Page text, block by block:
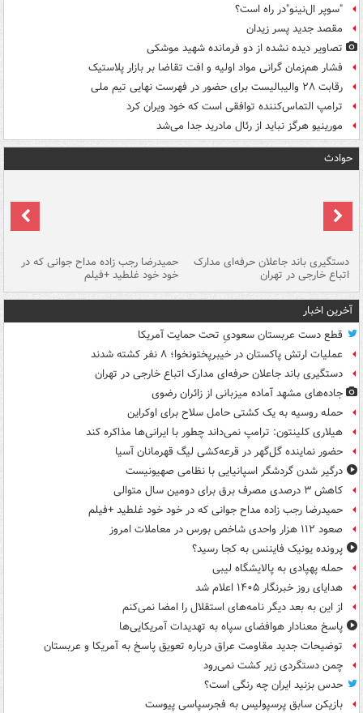
"سوپر ال‌نینو"در راه است؟
مقصد جدید پسر زیدان
تصاویر دیده‌ نشده از دو فرمانده شهید موشکی
فشار هم‌زمان گرانی مواد اولیه و افت تقاضا بر بازار پلاستیک
رقابت ۲۸ والیبالیست برای حضور در فهرست نهایی تیم ملی
ترامپ التماس‌کننده توافقی است که خود ویران کرد
مورینیو هرگز نباید از رئال مادرید جدا می‌شد
حوادث
دستگیری باند جاعلان حرفه‌ای مدارک
اتباع خارجی در تهران
حمیدرضا رجب زاده مداح جوانی که در
خود خود غلطید +فیلم
آخرین اخبار
قطع دست عربستان سعودیِ تحت حمایت آمریکا
عملیات ارتش پاکستان در خیبرپختونخوا؛ ۸ نفر کشته شدند
دستگیری باند جاعلان حرفه‌ای مدارک اتباع خارجی در تهران
جاده‌های مشهد آماده میزبانی از زائران رضوی
حمله روسیه به یک کشتی حامل سلاح برای اوکراین
هیلاری کلینتون: ترامپ نمی‌داند چطور با ایرانی‌ها مذاکره کند
حضور نماینده گل‌گهر در قرعه‌کشی لیگ قهرمانان آسیا
درگیر شدن گردشگر اسپانیایی با نظامی صهیونیست
کاهش ۳ درصدی مصرف برق برای دومین سال متوالی
حمیدرضا رجب زاده مداح جوانی که در خود خود غلطید +فیلم
صعود ۱۱۲ هزار واحدی شاخص بورس در معاملات امروز
پرونده یونیک فایننس به کجا رسید؟
حمله پهپادی به پالایشگاه لیبی
هدایای روز خبرنگار ۱۴۰۵ اعلام شد
از این به بعد دیگر نامه‌های استقلال را امضا نمی‌کنم
پاسخ معنادار هوافضای سپاه به تهدیدات آمریکایی‌ها
توضیحات جدید مقاومت عراق درباره تعویق پاسخ به آمریکا و عربستان
چمن دستگردی زیر کشت نمی‌رود
حدس بزنید ایران چه رنگی است؟
بازیکن سابق پرسپولیس به فجرسپاسی پیوست